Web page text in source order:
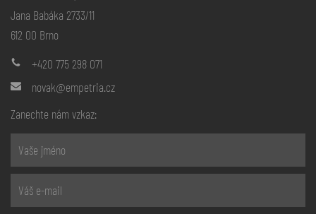
Jana Babáka 2733/11
612 00 Brno
+420 775 298 071
novak@empetria.cz
Zanechte nám vzkaz: